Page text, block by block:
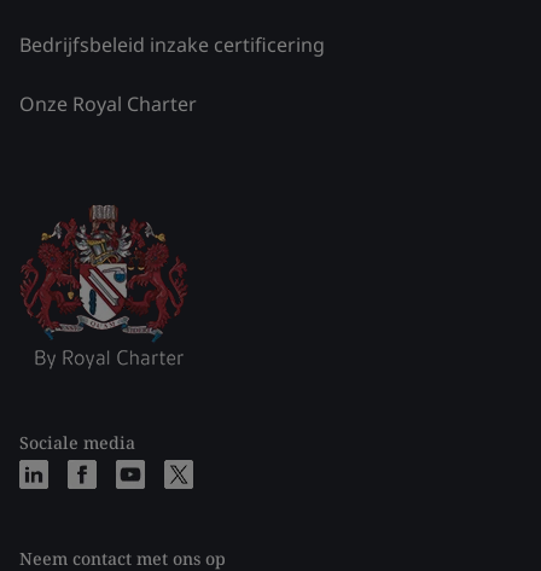
Bedrijfsbeleid inzake certificering
Onze Royal Charter
Sociale media
Neem contact met ons op